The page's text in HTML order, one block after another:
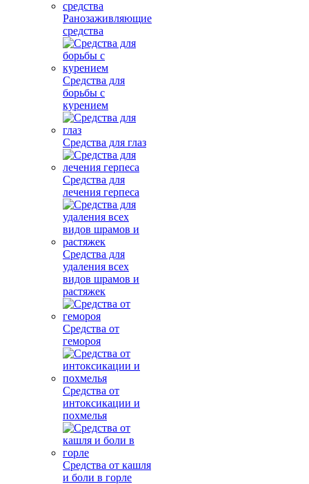
Ранозаживляющие
средства
Средства для
борьбы с
курением
Средства для глаз
Средства для
лечения герпеса
Средства для
удаления всех
видов шрамов и
растяжек
Средства от
гемороя
Средства от
интоксикации и
похмелья
Средства от кашля
и боли в горле